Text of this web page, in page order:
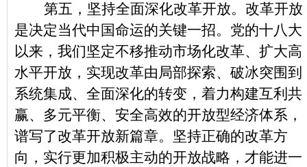
第五，坚持全面深化改革开放。改革开放
是决定当代中国命运的关键一招。党的十八大
以来，我们坚定不移推动市场化改革、扩大高
水平开放，实现改革由局部探索、破冰突围到
系统集成、全面深化的转变，着力构建互利共
赢、多元平衡、安全高效的开放型经济体系，
谱写了改革开放新篇章。坚持正确的改革方
向，实行更加积极主动的开放战略，才能进一